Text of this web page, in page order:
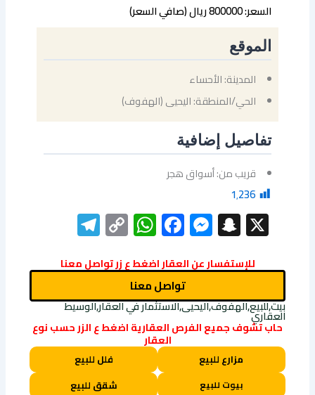
السعر: 800000 ريال (صافي السعر)
الموقع
المدينة: الأحساء
الحي/المنطقة: اليحيى (الهفوف)
تفاصيل إضافية
قريب من: أسواق هجر
1٬236
X
Snapchat
Messenger
Facebook
WhatsApp
Copy
Link
للإستفسار عن العقار اضغط ع زر تواصل معنا
تواصل معنا
بيت,للبيع,الهفوف,اليحيى,الاستثمار في العقار,الوسيط
العقاري
حاب تشوف جميع الفرص العقارية اضغط ع الزر حسب نوع
العقار
مزارع للبيع فلل للبيع
بيوت للبيع
شقق للبيع